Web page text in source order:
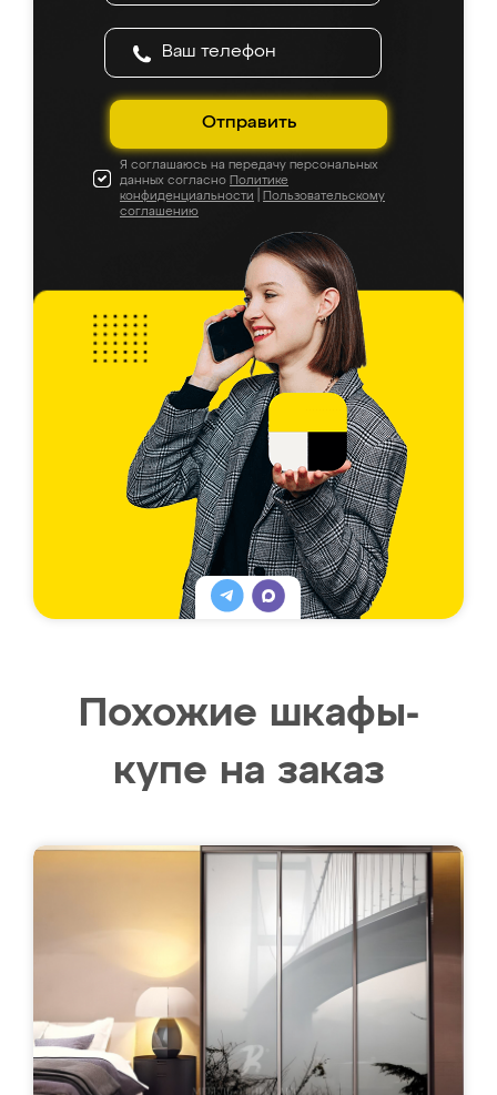
Отправить
Я соглашаюсь на передачу персональных
данных согласно Политике
конфиденциальности
Пользовательскому
соглашению
Похожие шкафы-
купе на заказ